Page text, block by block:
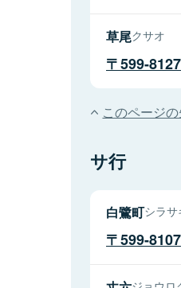
草尾クサオ
599-8127
このページ
サ行
白鷺町シラサ
599-8107